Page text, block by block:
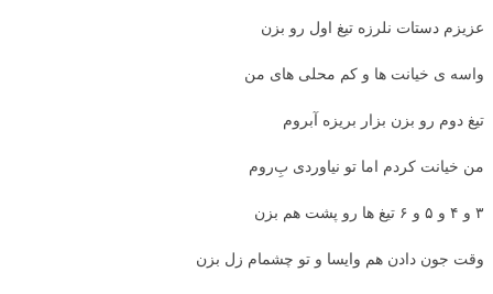
عزیزم دستات نلرزه تیغ اول رو بزن
واسه ی خیانت ها و کم محلی های من
تیغ دوم رو بزن بزار بریزه آبروم
من خیانت کردم اما تو نیاوردی بِ‌روم
۳ و ۴ و ۵ و ۶ تیغ ها رو پشت هم بزن
وقت جون دادن هم وایسا و تو چشمام زل بزن